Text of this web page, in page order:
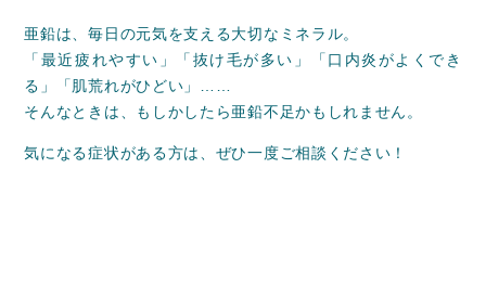
亜鉛は、毎日の元気を支える大切なミネラル。
「最近疲れやすい」「抜け毛が多い」「口内炎がよくでき
る」「肌荒れがひどい」……
そんなときは、もしかしたら亜鉛不足かもしれません。
気になる症状がある方は、ぜひ一度ご相談ください！